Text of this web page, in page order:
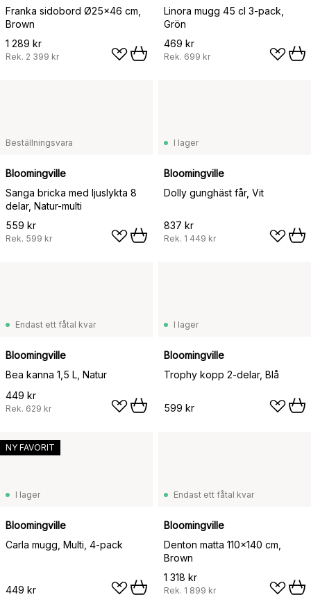
Franka sidobord Ø25x46 cm,
Brown
1 289 kr
Rek. 2 399 kr
Linora mugg 45 cl 3-pack,
Grön
469 kr
Rek. 699 kr
Beställningsvara
Bloomingville
Sanga bricka med ljuslykta 8
delar, Natur-multi
559 kr
Rek. 599 kr
I lager
Bloomingville
Dolly gunghäst får, Vit
837 kr
Rek. 1 449 kr
Endast ett fåtal kvar
Bloomingville
Bea kanna 1,5 L, Natur
449 kr
Rek. 629 kr
I lager
Bloomingville
Trophy kopp 2-delar, Blå
599 kr
I lager
Bloomingville
Carla mugg, Multi, 4-pack
449 kr
NY FAVORIT
Endast ett fåtal kvar
Bloomingville
Denton matta 110x140 cm,
Brown
1 318 kr
Rek. 1 899 kr